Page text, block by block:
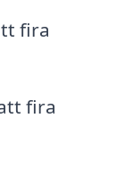
fira
fira